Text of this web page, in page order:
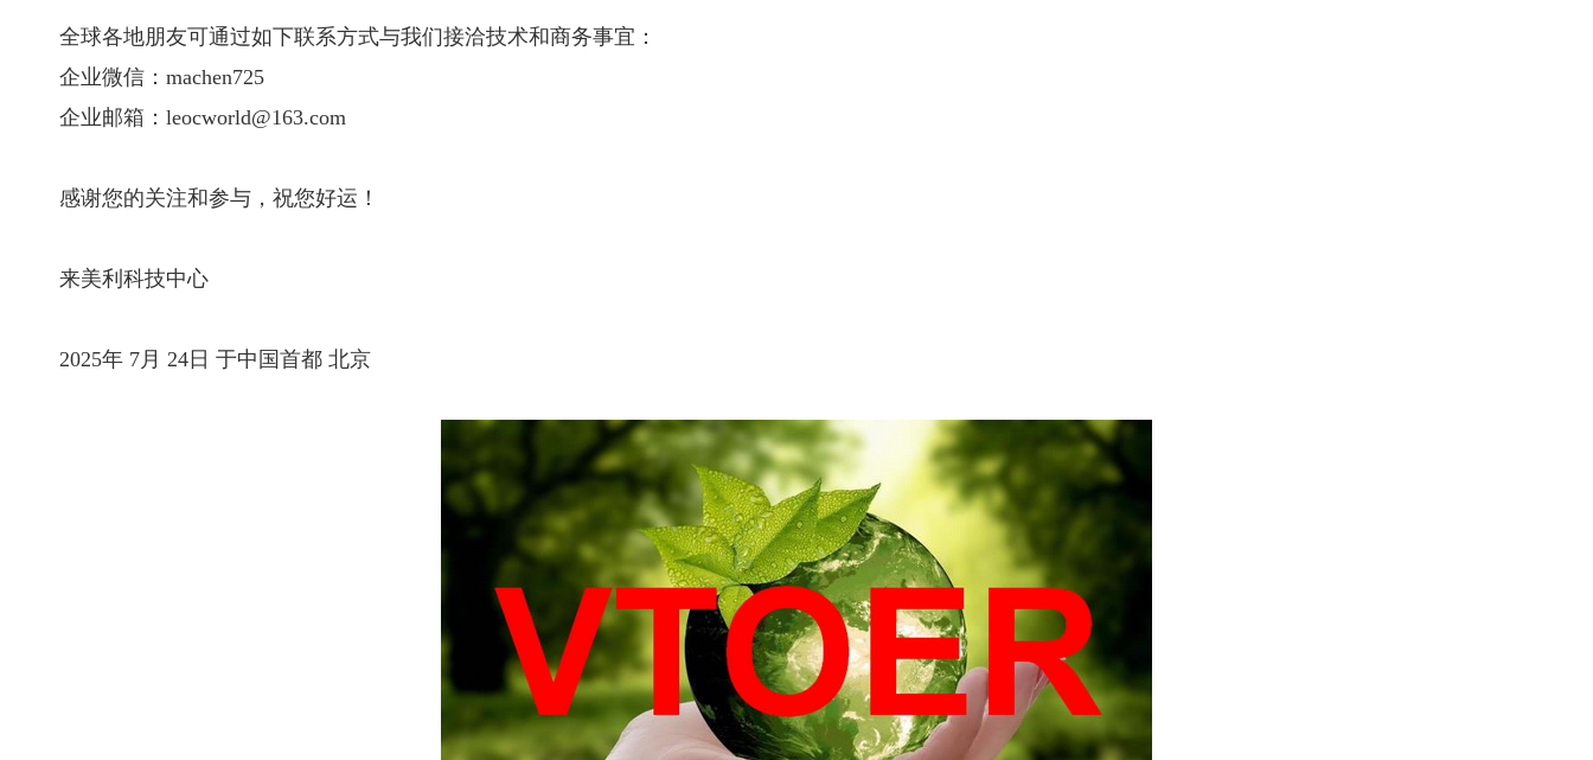
全球各地朋友可通过如下联系方式与我们接洽技术和商务事宜：
企业微信：machen725
企业邮箱：leocworld@163.com
感谢您的关注和参与，祝您好运！
来美利科技中心
2025年 7月 24日 于中国首都 北京